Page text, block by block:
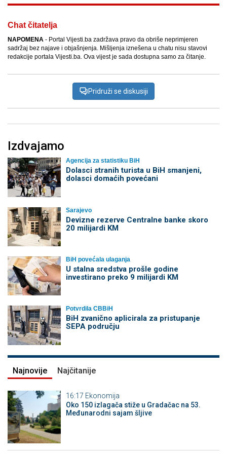
Chat čitatelja
NAPOMENA - Portal Vijesti.ba zadržava pravo da obriše neprimjeren
sadržaj bez najave i objašnjenja. Mišljenja iznešena u chatu nisu stavovi
redakcije portala Vijesti.ba. Ova vijest je sada dostupna samo za čitanje.
Pridruži se diskusiji
Izdvajamo
Agencija za statistiku BiH
Dolasci stranih turista u BiH smanjeni,
dolasci domaćih povećani
Sarajevo
Devizne rezerve Centralne banke skoro
20 milijardi KM
BiH povećala ulaganja
U stalna sredstva prošle godine
investirano preko 9 milijardi KM
Potvrdila CBBiH
BiH zvanično aplicirala za pristupanje
SEPA području
Najnovije Najčitanije
16:17 Ekonomija
Oko 150 izlagača stiže u Gradačac na 53.
Međunarodni sajam šljive